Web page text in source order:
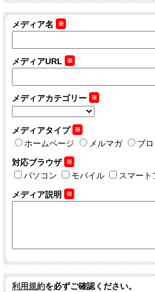
メディア名 ※
メディアURL ※
メディアカテゴリー ※
メディアタイプ ※
ホームページ メルマガ ブ
対応ブラウザ ※
パソコン モバイル スマート
メディア説明
※
利用規約を必ずご確認ください。